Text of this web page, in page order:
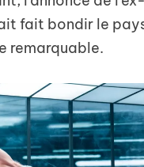
fait bondir le
remarquable.